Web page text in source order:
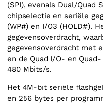
(SPI), evenals Dual/Quad
chipselectie en seriële
(WP#) en I/O3 (HOLD#).
gegevensoverdracht,
gegevensoverdracht met
en de Quad I/O- en
480 Mbits/s.
Het 4M-bit seriële
en 256 bytes per